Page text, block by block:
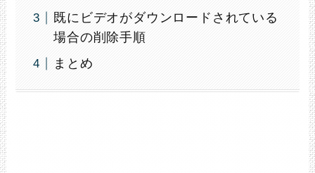
Amazon調べ）
既にビデオがダウンロードされている
場合の削除手順
まとめ